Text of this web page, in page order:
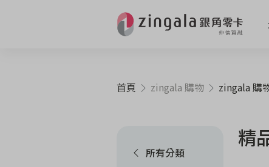
首頁 zingala 購物 zingala 購
所有分類
精